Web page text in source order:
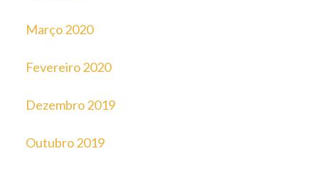
Março 2020
Fevereiro 2020
Dezembro 2019
Outubro 2019